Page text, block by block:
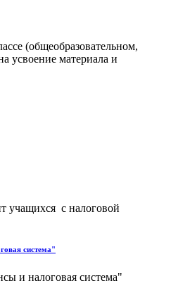
(общеобразовательном,
усвоение материала и
учащихся с налоговой
система"
и налоговая система"